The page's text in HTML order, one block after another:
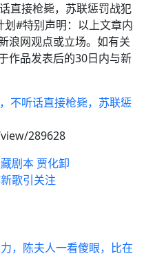
直接枪毙，苏联惩罚战犯
#特别声明：以上文章内
浪网观点或立场。如有关
作品发表后的30日内与新
不听话直接枪毙，苏联惩
289628
剧本 贾化卸
歌引关注
，陈夫人一看傻眼，比在